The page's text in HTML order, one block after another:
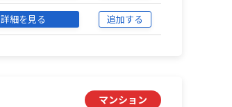
詳細を見る 追加する
マンション